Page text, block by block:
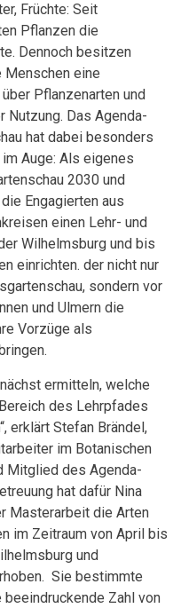
Früchte: Seit
Pflanzen die
Dennoch besitzen
Menschen eine
Pflanzenarten und
Nutzung. Das Agenda-
hat dabei besonders
Auge: Als eigenes
2030 und
Engagierten aus
einen Lehr- und
Wilhelmsburg und bis
einrichten. der nicht nur
sondern vor
und Ulmern die
Vorzüge als
ermitteln, welche
des Lehrpfades
erklärt Stefan Brändel,
im Botanischen
Mitglied des Agenda-
hat dafür Nina
Masterarbeit die Arten
im Zeitraum von April bis
und
Sie bestimmte
Zahl von